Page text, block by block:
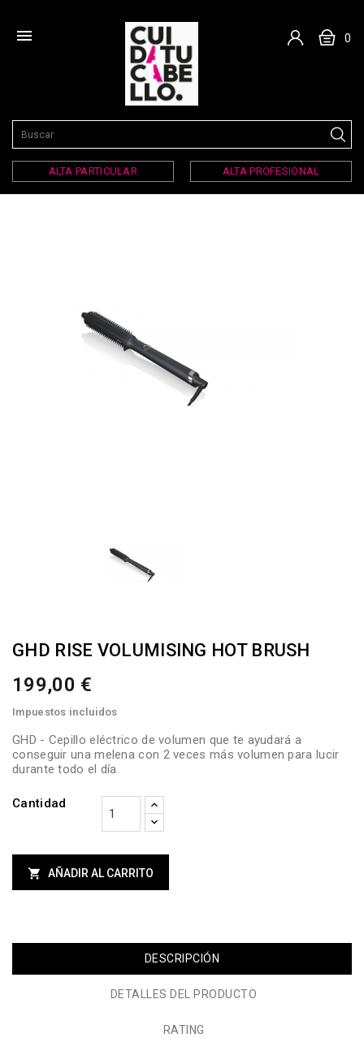
 0
ALTA PARTICULAR ALTA PROFESIONAL
GHD RISE VOLUMISING HOT BRUSH
199,00 €
Impuestos incluidos
GHD - Cepillo eléctrico de volumen que te ayudará a
conseguir una melena con 2 veces más volumen para lucir
durante todo el día.
Cantidad
 AÑADIR AL CARRITO
DESCRIPCIÓN
DETALLES DEL PRODUCTO
RATING